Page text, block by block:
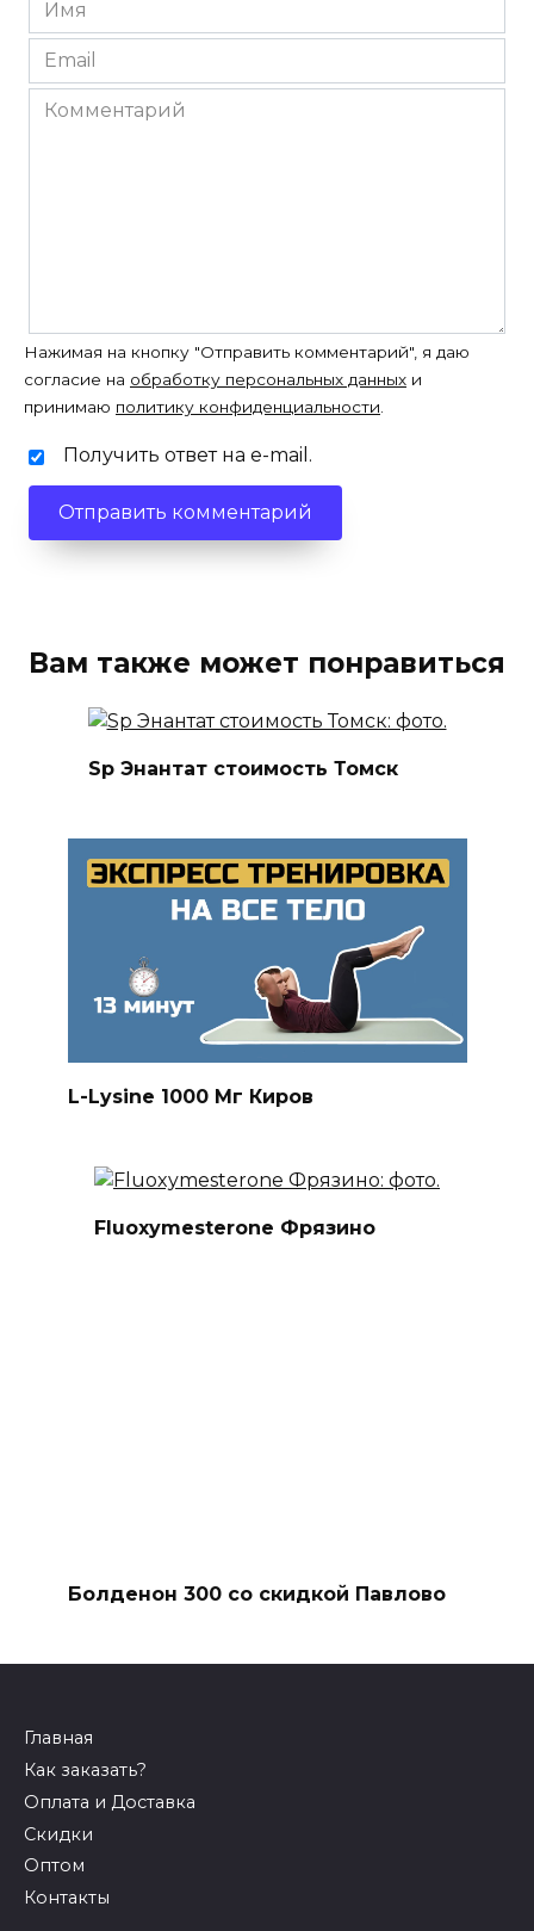
*
Email
*
Комментарий
Нажимая на кнопку "Отправить комментарий", я даю
согласие на обработку персональных данных и
принимаю политику конфиденциальности.
Получить ответ на e-mail.
Вам также может понравиться
Sp Энантат стоимость Томск
L-Lysine 1000 Мг Киров
Fluoxymesterone Фрязино
Болденон 300 со скидкой Павлово
Главная
Как заказать?
Оплата и Доставка
Скидки
Оптом
Контакты